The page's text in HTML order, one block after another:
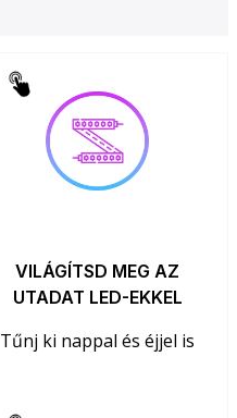
VILÁGÍTSD MEG AZ
UTADAT LED-EKKEL
Tűnj ki nappal és éjjel is